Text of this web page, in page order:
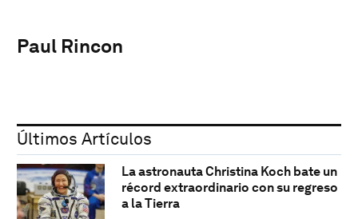
Paul Rincon
Últimos Artículos
La astronauta Christina Koch bate un
récord extraordinario con su regreso
a la Tierra